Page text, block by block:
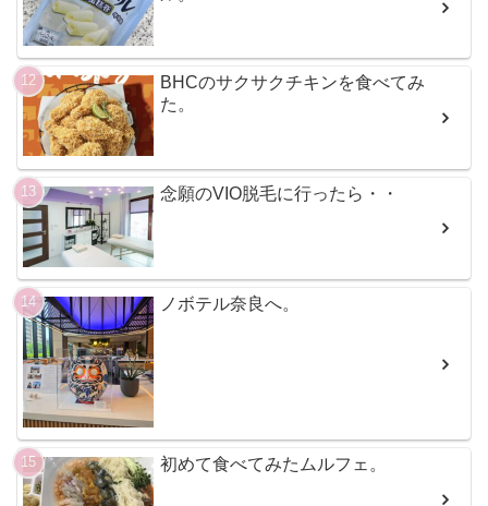
BHCのサクサクチキンを食べてみ
た。
念願のVIO脱毛に行ったら・・
ノボテル奈良へ。
初めて食べてみたムルフェ。